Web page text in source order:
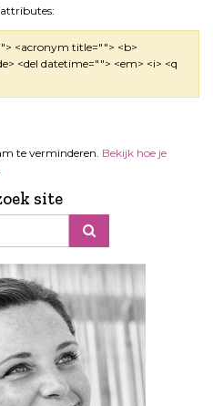
<acronym title=""> <b>
<del datetime=""> <em> <i> <q
te verminderen. Bekijk hoe je
site